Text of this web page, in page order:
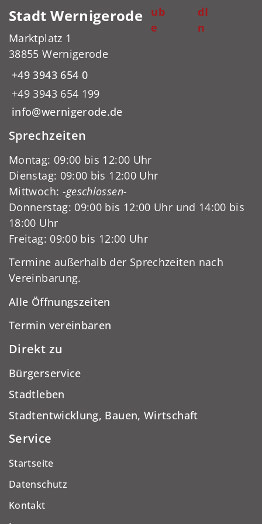
ub
e
dI
n
Stadt Wernigerode
Marktplatz 1
38855 Wernigerode
+49 3943 654 0
+49 3943 654 199
info@wernigerode.de
Sprechzeiten
Montag: 09:00 bis 12:00 Uhr
Dienstag: 09:00 bis 12:00 Uhr
Mittwoch: -geschlossen-
Donnerstag: 09:00 bis 12:00 Uhr und 14:00 bis
18:00 Uhr
Freitag: 09:00 bis 12:00 Uhr
Termine außerhalb der Sprechzeiten nach
Vereinbarung.
Alle Öffnungszeiten
Termin vereinbaren
Direkt zu
Bürgerservice
Stadtleben
Stadtentwicklung, Bauen, Wirtschaft
Service
Startseite
Datenschutz
Kontakt